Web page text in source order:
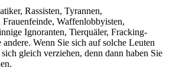
Rassisten, Tyrannen,
Frauenfeinde, Waffenlobbyisten,
Ignoranten, Tierquäler, Fracking-
Wenn Sie sich auf solche Leuten
gleich verziehen, denn dann haben Sie